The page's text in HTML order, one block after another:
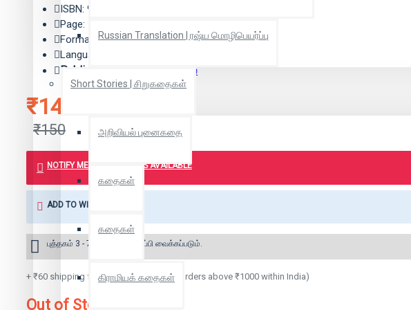
Russian Translation | ரஷ்ய மொழிபெயர்ப்பு
Short Stories | சிறுகதைகள்
அறிவியல் புனைகதை
கதைகள்
கதைகள்
கிராமியக் கதைகள்
₹143
₹150
ISBN: 9788194242086
Page: 168
Format: Paper Back
Language: Tamil
Publisher: டிஸ்கவரி புக் பேலஸ்
NOTIFY ME WHEN BOOK IS AVAILABLE
ADD TO WISH LIST
புத்தகம் 3 - 7 நாட்களில் அனுப்பி வைக்கப்படும்.
+ ₹60 shipping fee* (Free shipping for orders above ₹1000 within India)
Out of Stock